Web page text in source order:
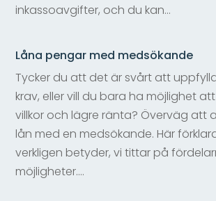
inkassoavgifter, och du kan...
Låna pengar med medsökande
Tycker du att det är svårt att
krav, eller vill du bara ha möjlighet
villkor och lägre ränta? Överväg att
lån med en medsökande. Här
verkligen betyder, vi tittar på
möjligheter....